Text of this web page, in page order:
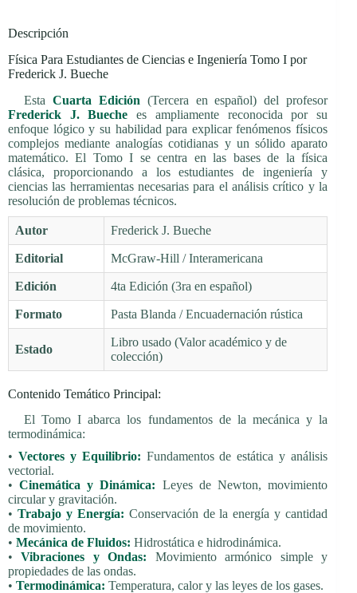
Descripción
Física Para Estudiantes de Ciencias e Ingeniería Tomo I por
Frederick J. Bueche
Esta Cuarta Edición (Tercera en español) del profesor
Frederick J. Bueche es ampliamente reconocida por su
enfoque lógico y su habilidad para explicar fenómenos físicos
complejos mediante analogías cotidianas y un sólido aparato
matemático. El Tomo I se centra en las bases de la física
clásica, proporcionando a los estudiantes de ingeniería y
ciencias las herramientas necesarias para el análisis crítico y la
resolución de problemas técnicos.
Autor Frederick J. Bueche
Editorial McGraw-Hill / Interamericana
Edición 4ta Edición (3ra en español)
Formato Pasta Blanda / Encuadernación rústica
Estado
Libro usado (Valor académico y de
colección)
Contenido Temático Principal:
El Tomo I abarca los fundamentos de la mecánica y la
termodinámica:
• Vectores y Equilibrio: Fundamentos de estática y análisis
vectorial.
•Cinemática y Dinámica: Leyes de Newton, movimiento
circular y gravitación.
• Trabajo y Energía: Conservación de la energía y cantidad
de movimiento.
• Mecánica de Fluidos: Hidrostática e hidrodinámica.
•Vibraciones y Ondas: Movimiento armónico simple y
propiedades de las ondas.
• Termodinámica: Temperatura, calor y las leyes de los gases.